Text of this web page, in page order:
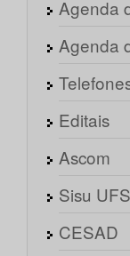
Agenda
Agenda
Editais
Ascom
Sisu UFS
CESAD